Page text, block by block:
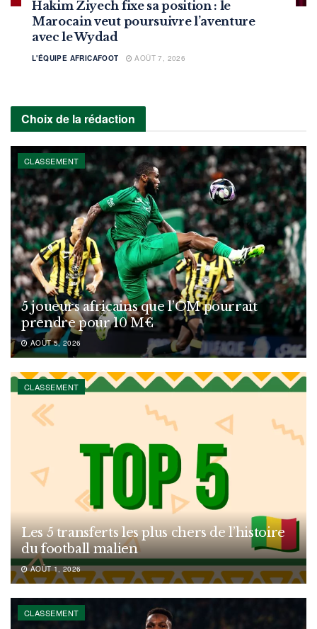
Hakim Ziyech fixe sa position : le
Marocain veut poursuivre l’aventure
avec le Wydad
L'ÉQUIPE AFRICAFOOT AOÛT 7, 2026
Choix de la rédaction
CLASSEMENT
5 joueurs africains que l’OM pourrait
prendre pour 10 M€
AOÛT 5, 2026
CLASSEMENT
Les 5 transferts les plus chers de l’histoire
du football malien
AOÛT 1, 2026
CLASSEMENT